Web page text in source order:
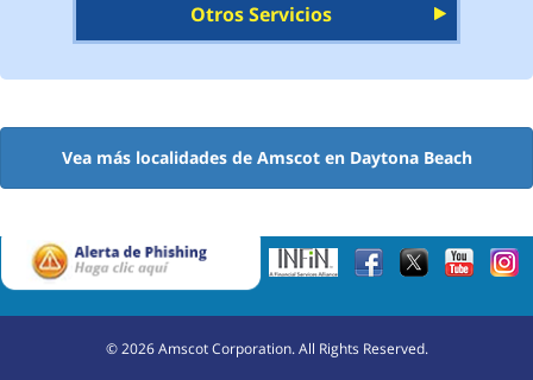
Otros Servicios
Vea más localidades de Amscot en Daytona Beach
©2026Amscot Corporation. All Rights Reserved.